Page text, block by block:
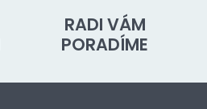
RADI VÁM
PORADÍME